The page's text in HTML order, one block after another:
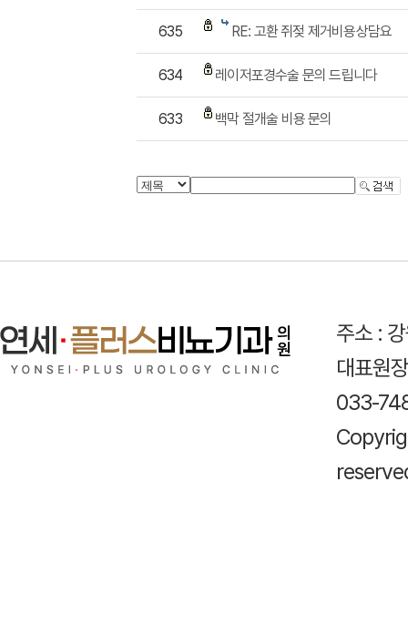
635 RE: 고환 쥐젖 제거비용상담요
634 레이저포경수술 문의 드립니다
633 백막 절개술 비용 문의
주소 :
대표원
033-